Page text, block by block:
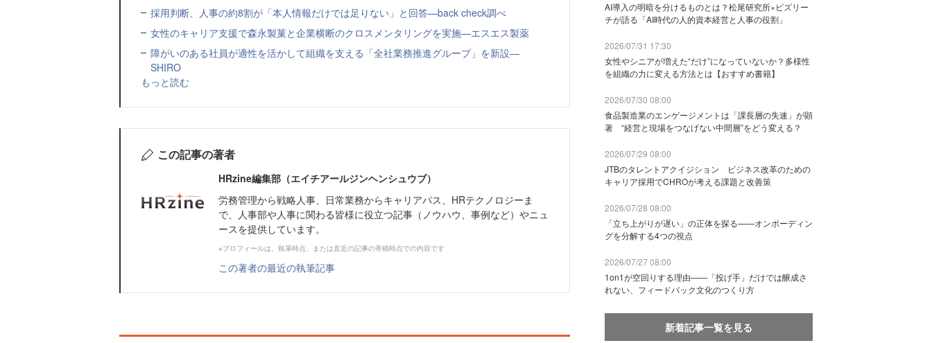
採用判断、人事の約8割が「本人情報だけでは足りない」と回答—back check調べ
女性のキャリア支援で森永製菓と企業横断のクロスメンタリングを実施—エスエス製薬
障がいのある社員が適性を活かして組織を支える「全社業務推進グループ」を新設—
SHIRO
もっと読む
この記事の著者
HRzine編集部（エイチアールジンヘンシュウブ）
労務管理から戦略人事、日常業務からキャリアパス、HRテクノロジーま
で、人事部や人事に関わる皆様に役立つ記事（ノウハウ、事例など）やニュ
ースを提供しています。
※プロフィールは、執筆時点、または直近の記事の寄稿時点での内容です
この著者の最近の執筆記事
AI導入の明暗を分けるものとは？松尾研究所×ビズリー
チが語る「AI時代の人的資本経営と人事の役割」
2026/07/31 17:30
女性やシニアが増えた“だけ”になっていないか？多様性
を組織の力に変える方法とは【おすすめ書籍】
2026/07/30 08:00
食品製造業のエンゲージメントは「課長層の失速」が顕
著 “経営と現場をつなげない中間層”をどう変える？
2026/07/29 08:00
JTBのタレントアクイジション ビジネス改革のための
キャリア採用でCHROが考える課題と改善策
2026/07/28 08:00
「立ち上がりが遅い」の正体を探る——オンボーディン
グを分解する4つの視点
2026/07/27 08:00
1on1が空回りする理由——「投げ手」だけでは醸成さ
れない、フィードバック文化のつくり方
新着記事一覧を見る